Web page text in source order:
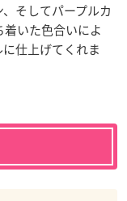
そしてパープルカ
いた色合いによ
仕上げてくれま